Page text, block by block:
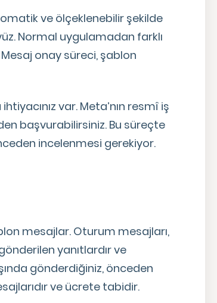
ve ölçeklenebilir şekilde
Normal uygulamadan farklı
Mesaj onay süreci, şablon
var. Meta’nın resmî iş
başvurabilirsiniz. Bu süreçte
incelenmesi gerekiyor.
mesajlar. Oturum mesajları,
yanıtlardır ve
gönderdiğiniz, önceden
ve ücrete tabidir.